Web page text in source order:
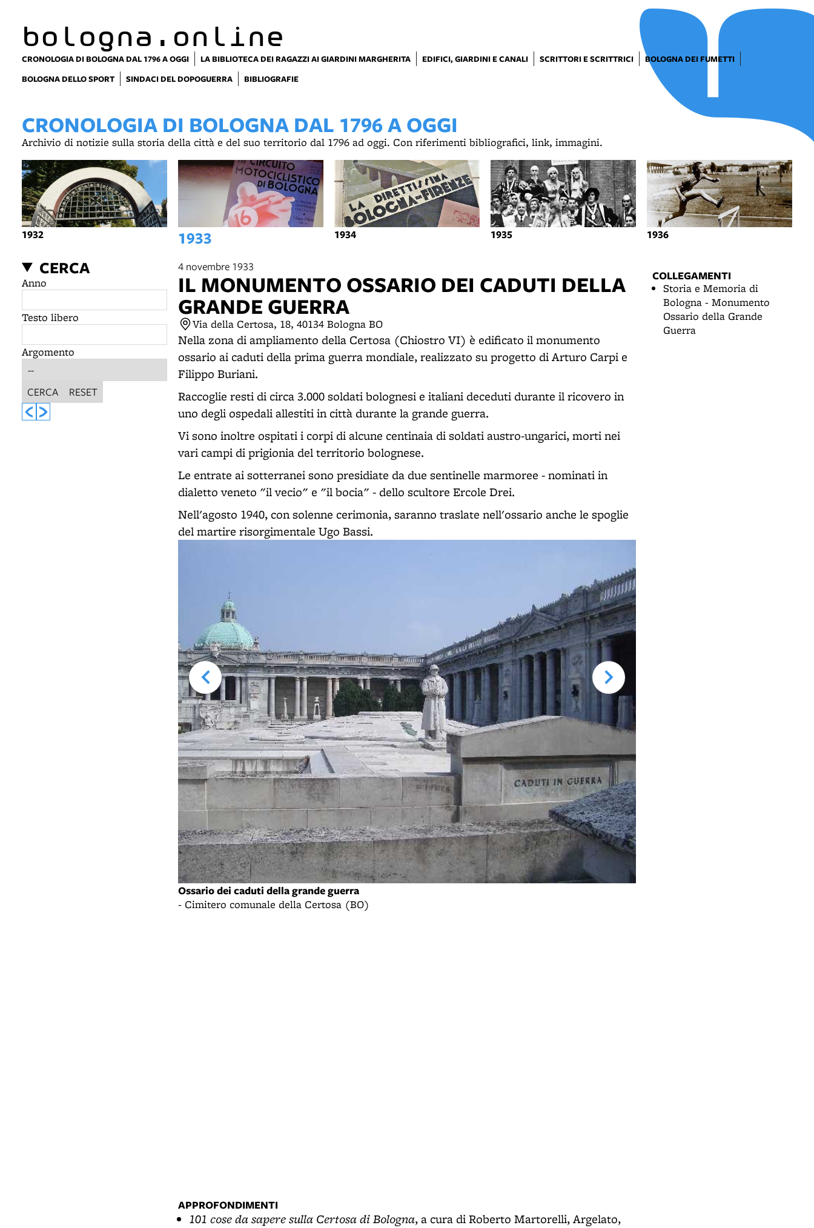
bologna.online
CRONOLOGIA DI BOLOGNA DAL 1796 A OGGI LA BIBLIOTECA DEI RAGAZZI AI GIARDINI MARGHERITA EDIFICI, GIARDINI E CANALI SCRITTORI E SCRITTRICI
BOLOGNA DEI FUMETTI
BOLOGNA DELLO SPORT
SINDACI DEL DOPOGUERRA BIBLIOGRAFIE
CRONOLOGIA DI BOLOGNA DAL 1796 A OGGI
Archivio di notizie sulla storia della città e del suo territorio dal 1796 ad oggi. Con riferimenti bibliografici, link, immagini.
1932 1933 1934 1935 1936
CERCA
Anno
Testo libero
Argomento
CERCA RESET
4 novembre 1933
IL MONUMENTO OSSARIO DEI CADUTI DELLA
GRANDE GUERRA
Via della Certosa, 18, 40134 Bologna BO
Nella zona di ampliamento della Certosa (Chiostro VI) è edificato il monumento
ossario ai caduti della prima guerra mondiale, realizzato su progetto di Arturo Carpi e
Filippo Buriani.
Raccoglie resti di circa 3.000 soldati bolognesi e italiani deceduti durante il ricovero in
uno degli ospedali allestiti in città durante la grande guerra.
Vi sono inoltre ospitati i corpi di alcune centinaia di soldati austro-ungarici, morti nei
vari campi di prigionia del territorio bolognese.
Le entrate ai sotterranei sono presidiate da due sentinelle marmoree - nominati in
dialetto veneto "il vecio" e "il bocia" - dello scultore Ercole Drei.
Nell'agosto 1940, con solenne cerimonia, saranno traslate nell'ossario anche le spoglie
del martire risorgimentale Ugo Bassi.
Ossario dei caduti della grande guerra
- Cimitero comunale della Certosa (BO)
APPROFONDIMENTI
101 cose da sapere sulla Certosa di Bologna, a cura di Roberto Martorelli, Argelato,
COLLEGAMENTI
Storia e Memoria di
Bologna - Monumento
Ossario della Grande
Guerra